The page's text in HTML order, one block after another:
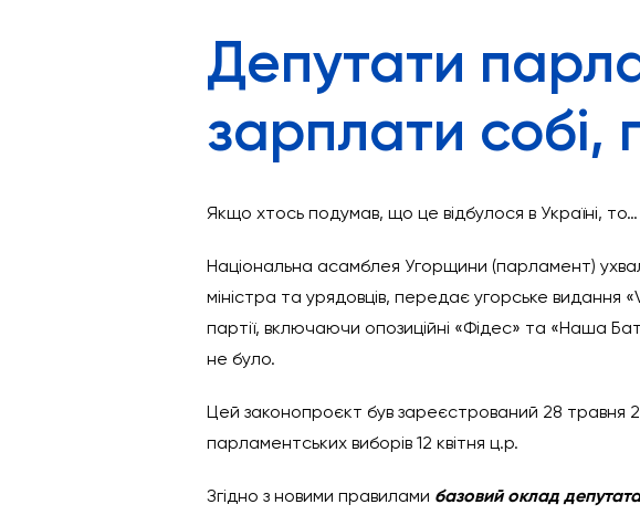
Депутати
зарплати собі,
Якщо хтось подумав, що це відбулося в Україні,
Національна асамблея Угорщини (парламент)
міністра та урядовців, передає угорське видання
партії, включаючи опозиційні «Фідес» та «Наша
не було.
Цей законопроєкт був зареєстрований 28 травня
парламентських виборів 12 квітня ц.р.
Згідно з новими правилами базовий оклад